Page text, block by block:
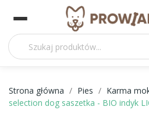
Strona główna Pies Karma
selection dog saszetka - BIO indyk